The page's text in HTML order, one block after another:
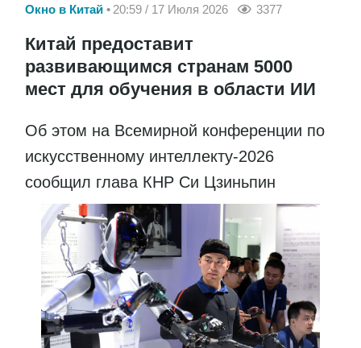
Окно в Китай 20:59 / 17 Июля 2026 3377
Китай предоставит
развивающимся странам 5000
мест для обучения в области ИИ
Об этом на Всемирной конференции по
искусственному интеллекту-2026
сообщил глава КНР Си Цзиньпин